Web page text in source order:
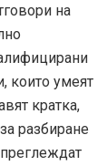
на
които умеят
кратка,
разбиране